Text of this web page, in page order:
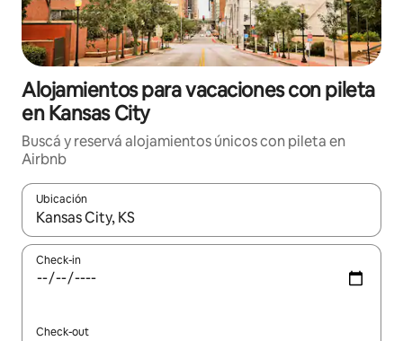
Alojamientos para vacaciones con pileta
en Kansas City
Buscá y reservá alojamientos únicos con pileta en
Airbnb
Ubicación
Cuando los resultados estén disponibles, navegá con las
Check-in
Check-out